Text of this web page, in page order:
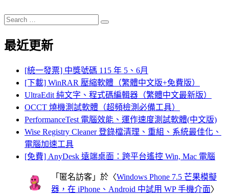
Search
for:
Search
最近更新
[統一發票] 中獎號碼 115 年 5、6月
[下載] WinRAR 壓縮軟體（繁體中文版+免費版）
UltraEdit 純文字、程式碼編輯器（繁體中文最新版）
OCCT 燒機測試軟體（超頻檢測必備工具）
PerformanceTest 電腦效能、運作速度測試軟體(中文版)
Wise Registry Cleaner 登錄檔清理、重組、系統最佳化、
電腦加速工具
[免費] AnyDesk 遠端桌面：跨平台遙控 Win, Mac 電腦
「 匿名訪客 」於〈Windows Phone 7.5 芒果模擬
器，在 iPhone、Android 中試用 WP 手機介面〉